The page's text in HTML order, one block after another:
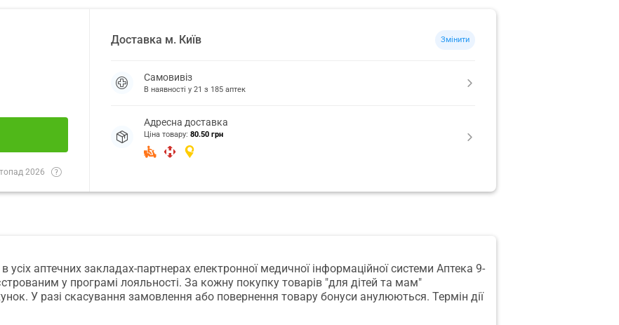
2026
Доставка м. Київ Змінити
Самовивіз
В наявності у 21 з 185 аптек
Адресна доставка
Ціна товару: 80.50 грн
усіх аптечних закладах-партнерах електронної медичної інформаційної системи Аптека 9-
у програмі лояльності. За кожну покупку товарів "для дітей та мам"
У разі скасування замовлення або повернення товару бонуси анулюються. Термін дії